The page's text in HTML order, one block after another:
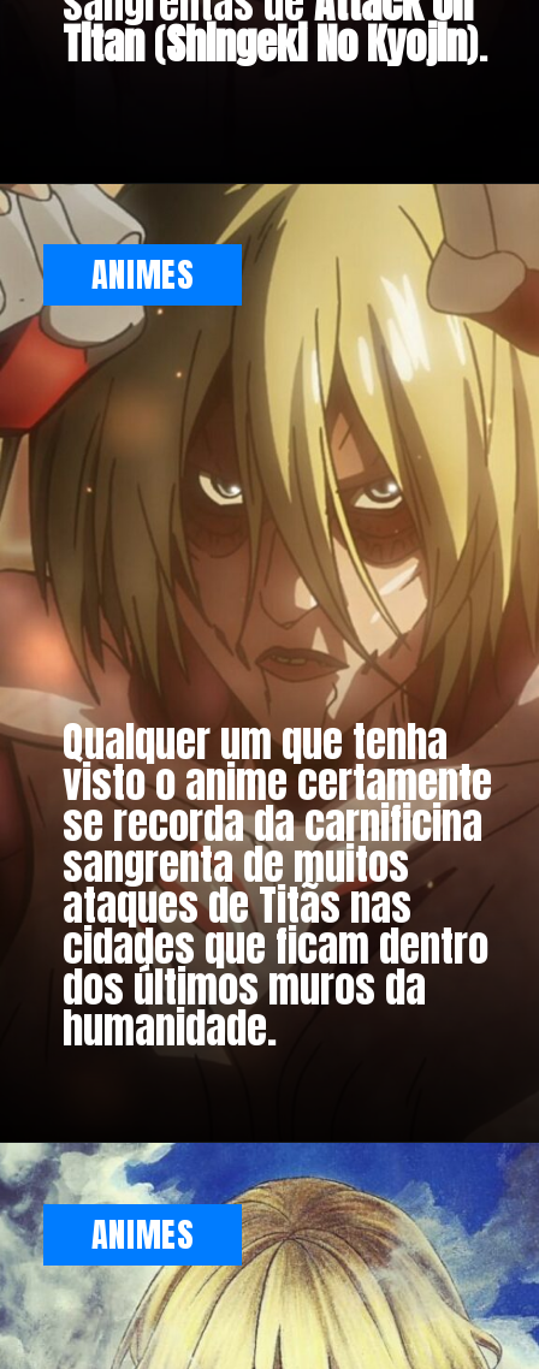
Titan(Shingeki No Kyojin).
Qualquer um que tenha
visto o anime certamente
se recorda da carnificina
sangrenta de muitos
ataques de Titãs nas
cidades que ficam dentro
dos últimos muros da
humanidade.
ANIMES
ANIMES